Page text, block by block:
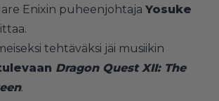
Enixin puheenjohtaja Yosuke
tehtäväksi jäi musiikin
Dragon Quest XII: The
.